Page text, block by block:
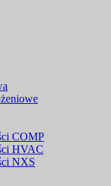
COMP
HVAC
NXS